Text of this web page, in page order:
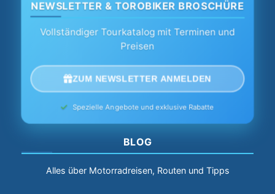
NEWSLETTER & TOROBIKER BROSCHÜRE
Vollständiger Tourkatalog mit Terminen und
Preisen
ZUM NEWSLETTER ANMELDEN
Spezielle Angebote und exklusive Rabatte
BLOG
Alles über Motorradreisen, Routen und Tipps